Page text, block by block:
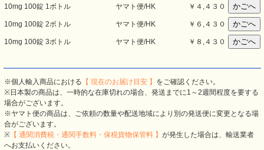
10mg 100錠 1ボトル ヤマト便/HK ￥４,４３０
10mg 100錠 2ボトル ヤマト便/HK ￥６,４３０
10mg 100錠 3ボトル ヤマト便/HK ￥８,４３０
※個人輸入商品における 【 現在のお届け目安 】 をご確認ください。
※日本製の商品は、一時的な在庫切れの場合、発送までに1～2週間程度を要する
場合がございます。
※ヤマト便の商品は、ご依頼の数量や配送地域により別の発送便に変更となる場
合がございます。
※ 【 通関消費税・通関手数料・保税貨物保管料 】 が発生した場合は、輸送業者
へお支払いください。